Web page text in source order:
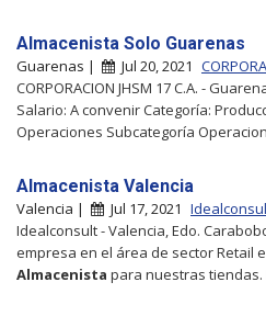
Almacenista Solo Guarenas
Guarenas | Jul 20, 2021
CORPORACION JHSM 17 C.A. -
Salario: A convenir Categoría:
Operaciones Subcategoría
Almacenista Valencia
Valencia | Jul 17, 2021
Idealconsult - Valencia, Edo.
empresa en el área de sector Retail
Almacenista para nuestras tiendas.